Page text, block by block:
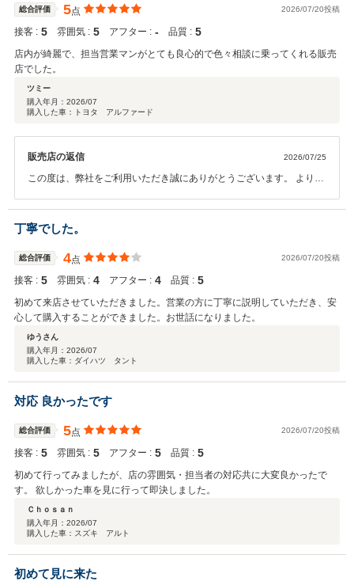
総合評価 5点 2026/07/20投稿
接客 : 5 雰囲気 : 5 アフター : ‐ 品質 : 5
店内が綺麗で、担当営業マンがとても良心的で色々相談に乗ってくれる販売
店でした。
ツミー
購入年月： 2026/07
購入した車：トヨタ アルファード
販売店の返信 2026/07/25
この度は、弊社をご利用いただき誠にありがとうございます。 よりお
続きよろしくお願いいたします。
丁寧でした。
総合評価 4点 2026/07/20投稿
接客 : 5 雰囲気 : 4 アフター : 4 品質 : 5
初めて来店させていただきました。営業の方に丁寧に説明していただき、安
心して購入することができました。お世話になりました。
ゆうさん
購入年月： 2026/07
購入した車：ダイハツ タント
対応 良かったです
総合評価 5点 2026/07/20投稿
接客 : 5 雰囲気 : 5 アフター : 5 品質 : 5
初めて行ってみましたが、店の雰囲気・担当者の対応共に大変良かったで
す。 欲しかった車を見に行って即決しました。
Ｃｈｏｓａｎ
購入年月： 2026/07
購入した車：スズキ アルト
初めて見に来た